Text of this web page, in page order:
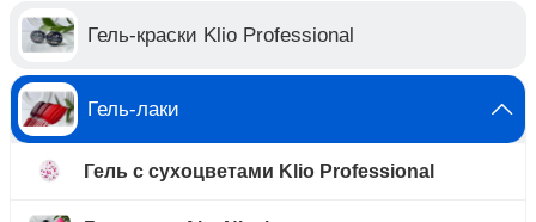
Гель-краски Klio Professional
Гель-лаки
Гель с сухоцветами Klio Professional